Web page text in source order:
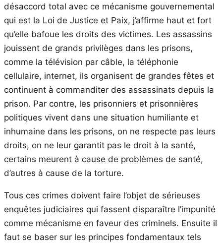
désaccord total avec ce mécanisme gouvernemental
qui est la Loi de Justice et Paix, j’affirme haut et fort
qu’elle bafoue les droits des victimes. Les assassins
jouissent de grands privilèges dans les prisons,
comme la télévision par câble, la téléphonie
cellulaire, internet, ils organisent de grandes fêtes et
continuent à commanditer des assassinats depuis la
prison. Par contre, les prisonniers et prisonnières
politiques vivent dans une situation humiliante et
inhumaine dans les prisons, on ne respecte pas leurs
droits, on ne leur garantit pas le droit à la santé,
certains meurent à cause de problèmes de santé,
d’autres à cause de la torture.
Tous ces crimes doivent faire l’objet de sérieuses
enquêtes judiciaires qui fassent disparaître l’impunité
comme mécanisme en faveur des criminels. Ensuite il
faut se baser sur les principes fondamentaux tels